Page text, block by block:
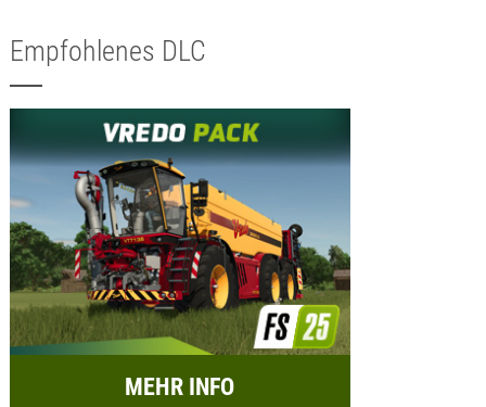
Empfohlenes DLC
MEHR INFO